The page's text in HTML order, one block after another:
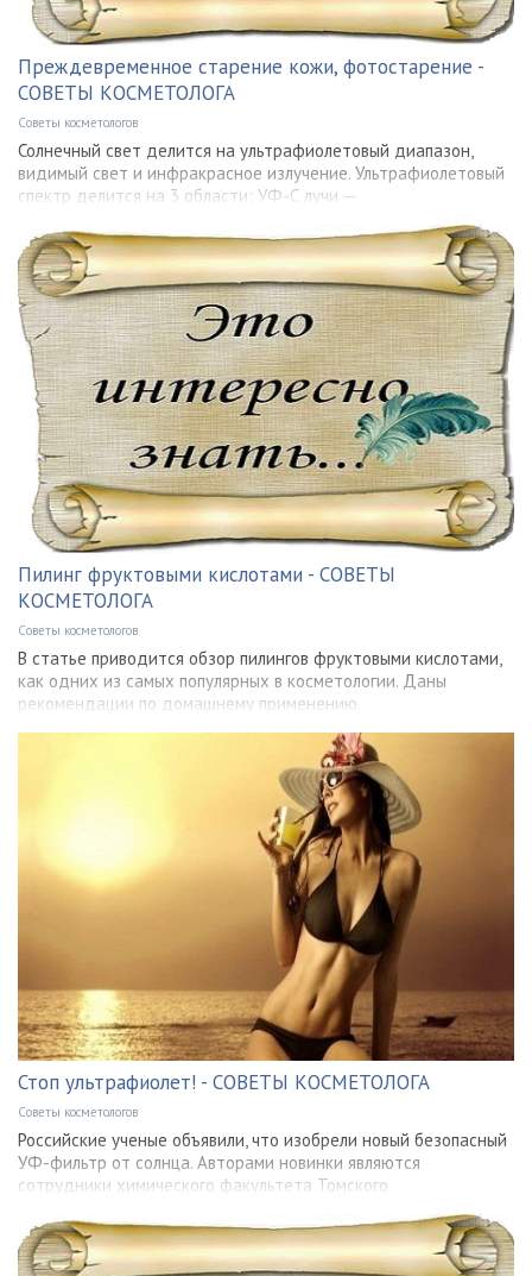
Преждевременное старение кожи, фотостарение -
СОВЕТЫ КОСМЕТОЛОГА
Советы косметологов
Солнечный свет делится на ультрафиолетовый диапазон,
видимый свет и инфракрасное излучение. Ультрафиолетовый
спектр делится на 3 области: УФ-С лучи —
Пилинг фруктовыми кислотами - СОВЕТЫ
КОСМЕТОЛОГА
Советы косметологов
В статье приводится обзор пилингов фруктовыми кислотами,
как одних из самых популярных в косметологии. Даны
рекомендации по домашнему применению.
Стоп ультрафиолет! - СОВЕТЫ КОСМЕТОЛОГА
Советы косметологов
Российские ученые объявили, что изобрели новый безопасный
УФ-фильтр от солнца. Авторами новинки являются
сотрудники химического факультета Томского